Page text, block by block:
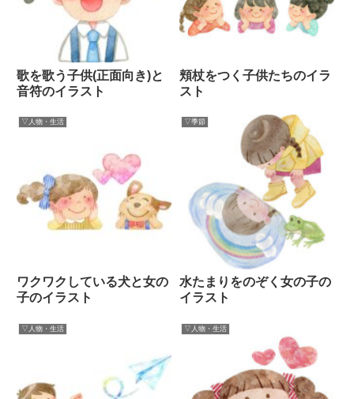
歌を歌う子供(正面向き)と
音符のイラスト
頬杖をつく子供たちのイラ
スト
▽人物・生活
ワクワクしている犬と女の
子のイラスト
▽季節
水たまりをのぞく女の子の
イラスト
▽人物・生活 ▽人物・生活